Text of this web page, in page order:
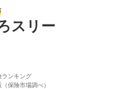
スリー
ランキング
保険市場調べ）